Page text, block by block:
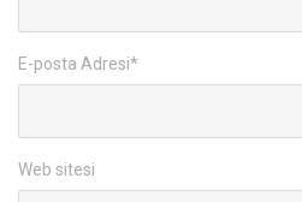
E-posta Adresi*
Web sitesi